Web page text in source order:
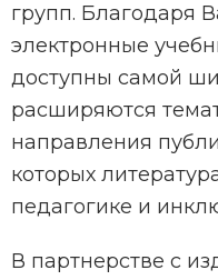
групп. Благодаря
электронные
доступны самой
расширяются
направления
которых
педагогике и
В партнерстве с